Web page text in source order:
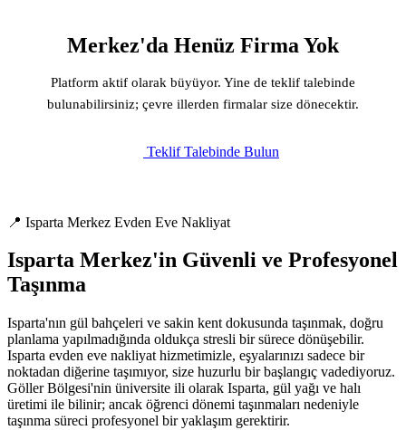
Merkez'da Henüz Firma Yok
Platform aktif olarak büyüyor. Yine de teklif talebinde
bulunabilirsiniz; çevre illerden firmalar size dönecektir.
Teklif Talebinde Bulun
📍 Isparta Merkez Evden Eve Nakliyat
Isparta Merkez'in Güvenli ve Profesyonel
Taşınma
Isparta'nın gül bahçeleri ve sakin kent dokusunda taşınmak, doğru
planlama yapılmadığında oldukça stresli bir sürece dönüşebilir.
Isparta evden eve nakliyat hizmetimizle, eşyalarınızı sadece bir
noktadan diğerine taşımıyor, size huzurlu bir başlangıç vadediyoruz.
Göller Bölgesi'nin üniversite ili olarak Isparta, gül yağı ve halı
üretimi ile bilinir; ancak öğrenci dönemi taşınmaları nedeniyle
taşınma süreci profesyonel bir yaklaşım gerektirir.